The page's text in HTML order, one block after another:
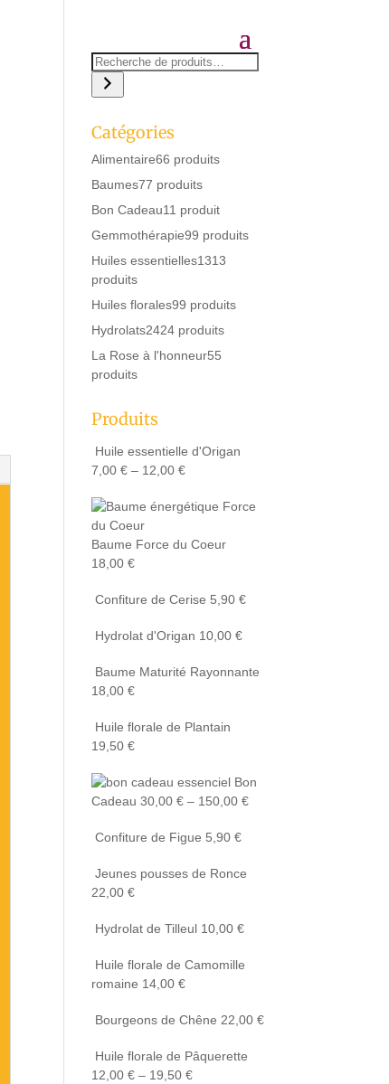
Catégories
Alimentaire66 produits
Baumes77 produits
Bon Cadeau11 produit
Gemmothérapie99 produits
Huiles essentielles1313
produits
Huiles florales99 produits
Hydrolats2424 produits
La Rose à l'honneur55
produits
Produits
Huile essentielle d'Origan
7,00€ – 12,00€
Baume Force du Coeur
18,00€
Confiture de Cerise 5,90€
Hydrolat d'Origan 10,00€
Baume Maturité Rayonnante
18,00€
Huile florale de Plantain
19,50€
Bon
Cadeau 30,00€ – 150,00€
Confiture de Figue 5,90€
Jeunes pousses de Ronce
22,00€
Hydrolat de Tilleul 10,00€
Huile florale de Camomille
romaine 14,00€
Bourgeons de Chêne 22,00€
Huile florale de Pâquerette
12,00€ – 19,50€